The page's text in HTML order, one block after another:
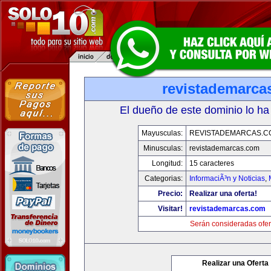
El dueño de este dominio lo
Mayusculas:
Minusculas:
revistademarcas.com
Longitud:
15 caracteres
Categorias:
InformaciÃ³n y Noticias,
Precio:
Realizar una oferta!
Visitar!
revistademarcas.com
Serán consideradas
Realizar una Oferta